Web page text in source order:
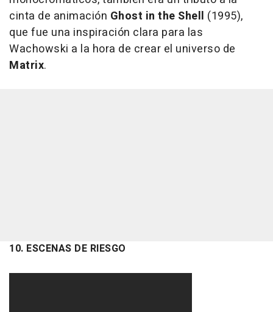
cinta de animación Ghost in the Shell (1995),
que fue una inspiración clara para las
Wachowski a la hora de crear el universo de
Matrix.
10. ESCENAS DE RIESGO